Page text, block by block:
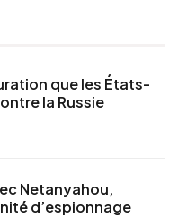
que les États-
la Russie
Netanyahou,
d’espionnage